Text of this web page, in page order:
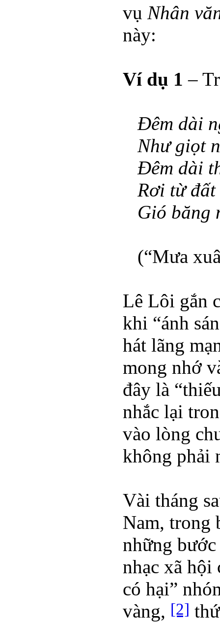
vụ Nhân
này:
Ví dụ 1 –
Đêm dài
Như giọt
Đêm dài
Rơi từ đất
Gió băng
(“Mưa
Lê Lôi gắn
khi “ánh
hát lãng
mong nhớ
đây là
nhắc lại
vào lòng
không phải
Vài tháng
Nam, trong
những bước
nhạc xã hội
có hại”
vàng, [2]